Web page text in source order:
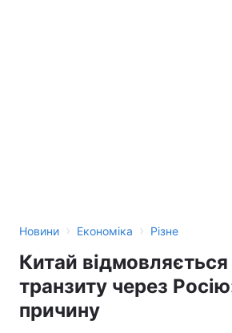
Новини › Економіка › Різне
Китай відмовляється
транзиту через
причину